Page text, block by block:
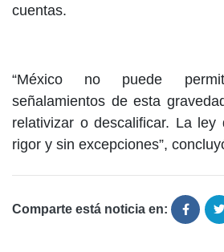
cuentas.
“México no puede
señalamientos de esta
relativizar o descalificar. La ley
rigor y sin excepciones”,
Comparte está noticia en: